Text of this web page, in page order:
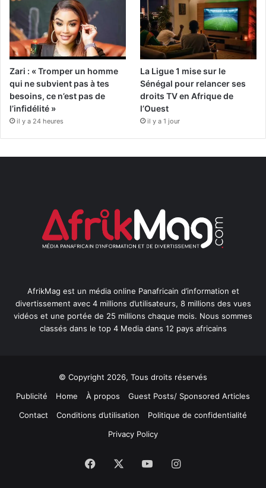
Zari : « Tromper un homme
qui ne subvient pas à tes
besoins, ce n’est pas de
l’infidélité »
il y a 24 heures
La Ligue 1 mise sur le
Sénégal pour relancer ses
droits TV en Afrique de
l’Ouest
il y a 1 jour
AfrikMag est un média online Panafricain d’information et
divertissement avec 4 millions d’utilisateurs, 8 millions des vues
vidéos et une portée de 25 millions chaque mois. Nous sommes
classés dans le top 4 Media dans 12 pays africains
© Copyright 2026, Tous droits réservés
Publicité
Home À propos
Guest Posts/ Sponsored Articles
Contact
Conditions d’utilisation
Politique de confidentialité
Privacy Policy
Facebook YouTubeInstagram